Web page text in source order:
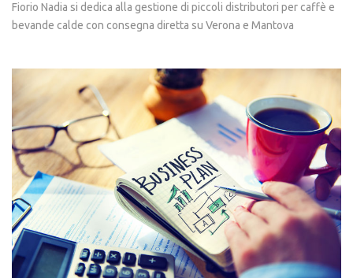
Fiorio Nadia si dedica alla gestione di piccoli distributori per caffè e
bevande calde con consegna diretta su Verona e Mantova